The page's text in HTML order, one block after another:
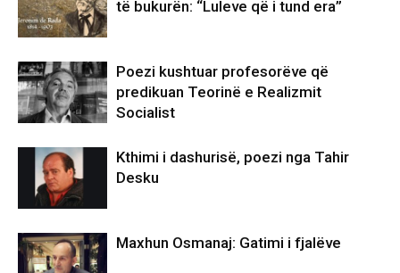
të bukurën: “Luleve që i tund era”
Poezi kushtuar profesorëve që
predikuan Teorinë e Realizmit
Socialist
Kthimi i dashurisë, poezi nga Tahir
Desku
Maxhun Osmanaj: Gatimi i fjalëve